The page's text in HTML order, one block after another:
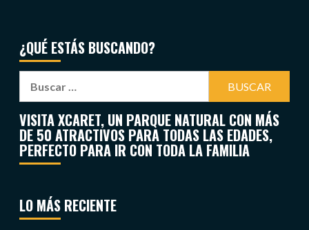
¿QUÉ ESTÁS BUSCANDO?
VISITA XCARET, UN PARQUE NATURAL CON MÁS
DE 50 ATRACTIVOS PARA TODAS LAS EDADES,
PERFECTO PARA IR CON TODA LA FAMILIA
LO MÁS RECIENTE